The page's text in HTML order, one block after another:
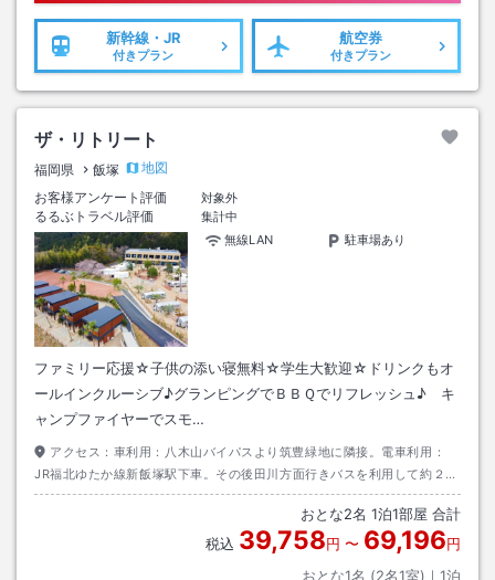
新幹線・JR
付きプラン
航空券
付きプラン
ザ・リトリート
福岡県 飯塚
地図
お客様アンケート評価
対象外
るるぶトラベル評価
集計中
無線LAN
駐車場あり
ファミリー応援☆子供の添い寝無料☆学生大歓迎☆ドリンクもオ
ールインクルーシブ♪グランピングでＢＢＱでリフレッシュ♪ キ
ャンプファイヤーでスモ…
アクセス： 車利用：八木山バイパスより筑豊緑地に隣接。電車利用：
JR福北ゆたか線新飯塚駅下車。その後田川方面行きバスを利用して約２０
分。筑豊遊園下車。徒歩で約８分。
おとな2名 1泊1部屋 合計
税込 39,758円 〜 69,196円
おとな1名 (2名1室)｜ 1泊